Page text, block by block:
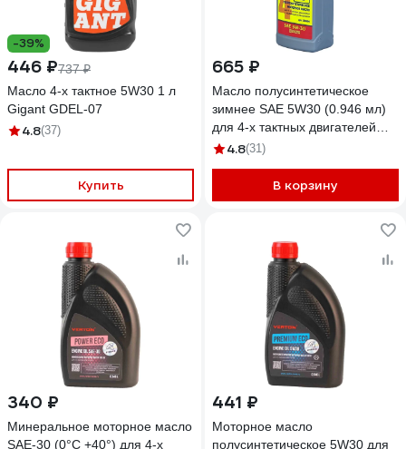
-39%
446 ₽737 ₽
Масло 4-х тактное 5W30 1 л
Gigant GDEL-07
4.8(37)
Купить
665 ₽
Масло полусинтетическое
зимнее SAE 5W30 (0.946 мл)
для 4-х тактных двигателей
Калибр 00000044264
4.8(31)
В корзину
340 ₽
Минеральное моторное масло
SAE-30 (0°С +40°) для 4-х
441 ₽
Моторное масло
полусинтетическое 5W30 для